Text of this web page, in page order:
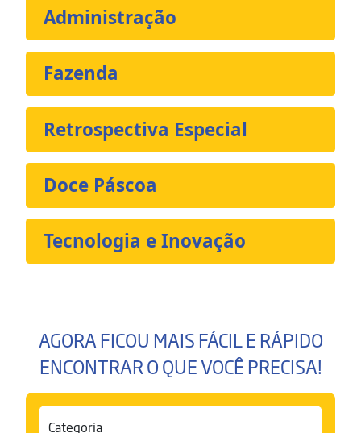
Administração
Fazenda
Retrospectiva Especial
Doce Páscoa
Tecnologia e Inovação
AGORA FICOU MAIS FÁCIL E RÁPIDO
ENCONTRAR O QUE VOCÊ PRECISA!